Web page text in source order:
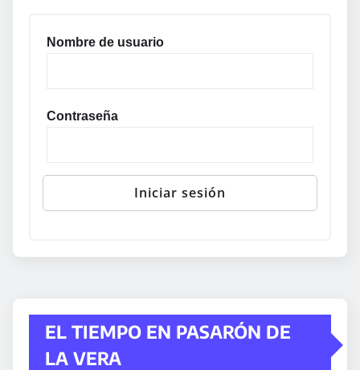
Nombre de usuario
Contraseña
EL TIEMPO EN PASARÓN DE
LA VERA